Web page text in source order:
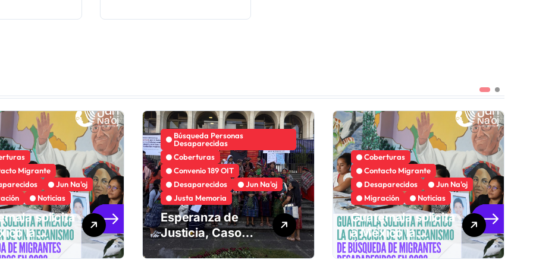
Migrante
Jun Na'oj
Noticias
solicita
la
de un
Búsqueda Personas
Desaparecidas
Coberturas
Convenio 189 OIT
Desaparecidos
Jun Na'oj
Justa Memoria
Esperanza de
Justicia, Caso
Mujeres Achi y su
Coberturas
Contacto Migrante
Desaparecidos
Jun Na'oj
Migración
Noticias
Guatemala solicita
a México la
creación de un